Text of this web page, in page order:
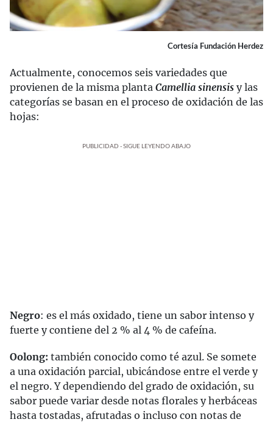
Cortesía Fundación Herdez
Actualmente, conocemos seis variedades que
provienen de la misma planta Camellia sinensis y las
categorías se basan en el proceso de oxidación de las
hojas:
PUBLICIDAD - SIGUE LEYENDO ABAJO
Negro: es el más oxidado, tiene un sabor intenso y
fuerte y contiene del 2 % al 4 % de cafeína.
Oolong: también conocido como té azul. Se somete
a una oxidación parcial, ubicándose entre el verde y
el negro. Y dependiendo del grado de oxidación, su
sabor puede variar desde notas florales y herbáceas
hasta tostadas, afrutadas o incluso con notas de